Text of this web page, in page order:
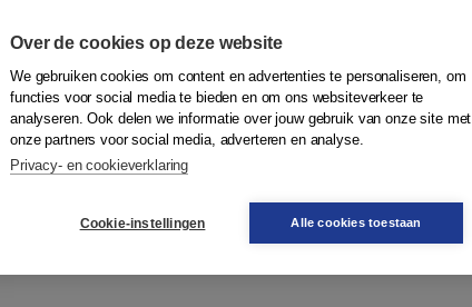
Over de cookies op deze website
We gebruiken cookies om content en advertenties te personaliseren, om
functies voor social media te bieden en om ons websiteverkeer te
analyseren. Ook delen we informatie over jouw gebruik van onze site met
onze partners voor social media, adverteren en analyse.
Privacy- en cookieverklaring
Cookie-instellingen Alle cookies toestaan